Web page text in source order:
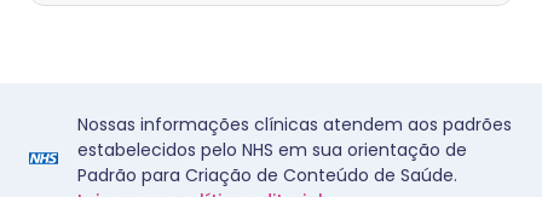
Nossas informações clínicas atendem aos padrões
estabelecidos pelo NHS em sua orientação de
Padrão para Criação de Conteúdo de Saúde.